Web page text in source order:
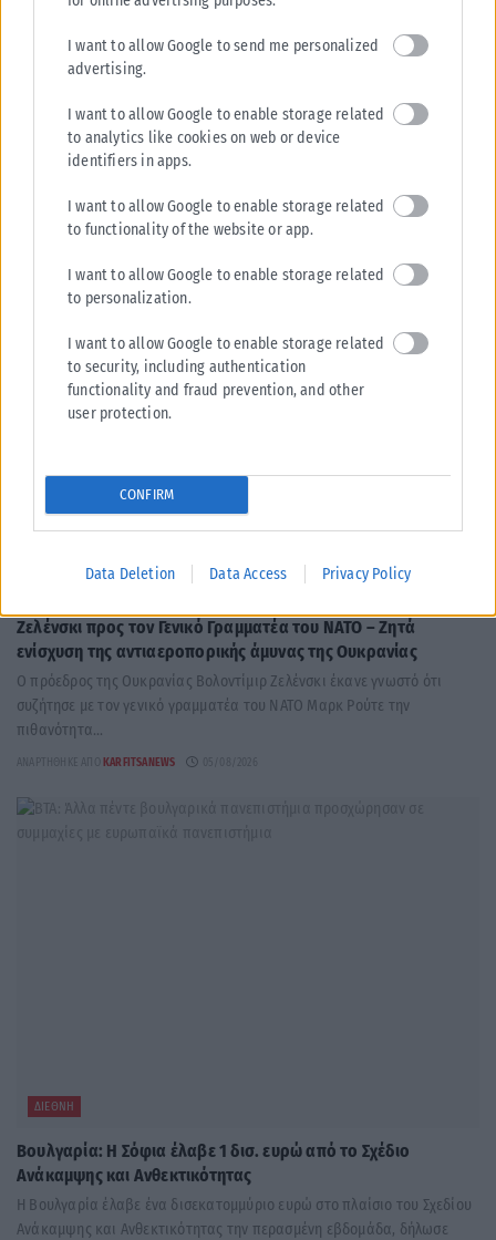
I want to allow Google to send me personalized
advertising.
I want to allow Google to enable storage related
to analytics like cookies on web or device
identifiers in apps.
I want to allow Google to enable storage related
to functionality of the website or app.
I want to allow Google to enable storage related
to personalization.
I want to allow Google to enable storage related
to security, including authentication
functionality and fraud prevention, and other
user protection.
CONFIRM
Data Deletion Data Access Privacy Policy
ΑΠΕ-ΜΠΕ
Σχετικά Άρθρα
Ζελένσκι προς τον Γενικό Γραμματέα του ΝΑΤΟ – Ζητά
ενίσχυση της αντιαεροπορικής άμυνας της Ουκρανίας
Ο πρόεδρος της Ουκρανίας Βολοντίμιρ Ζελένσκι έκανε γνωστό ότι
συζήτησε με τον γενικό γραμματέα του ΝΑΤΟ Μαρκ Ρούτε την
πιθανότητα...
ΑΝΑΡΤΉΘΗΚΕ ΑΠΌ KARFITSANEWS
ΔΙΕΘΝΉ
Βουλγαρία: Η Σόφια έλαβε 1 δισ. ευρώ από το Σχέδιο
Ανάκαμψης και Ανθεκτικότητας
Η Βουλγαρία έλαβε ένα δισεκατομμύριο ευρώ στο πλαίσιο του Σχεδίου
Ανάκαμψης και Ανθεκτικότητας την περασμένη εβδομάδα, δήλωσε